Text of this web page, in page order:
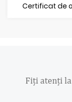
Certificat de
Fiți atenți